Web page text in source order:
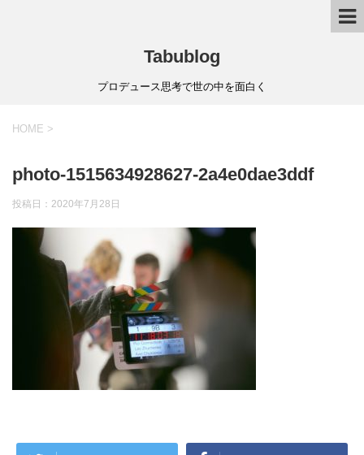
Tabublog
プロデュース思考で世の中を面白く
HOME >
photo-1515634928627-2a4e0dae3ddf
投稿日： 2020年7月28日